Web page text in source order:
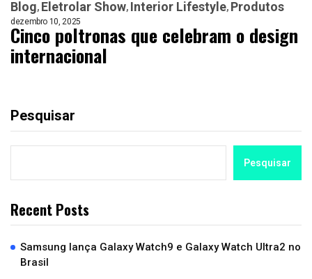
Blog Eletrolar Show Interior Lifestyle Produtos
dezembro 10, 2025
Cinco poltronas que celebram o design
internacional
Pesquisar
Pesquisar
Recent Posts
Samsung lança Galaxy Watch9 e Galaxy Watch Ultra2 no
Brasil